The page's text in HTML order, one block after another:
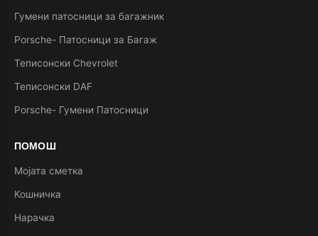
Гумени патосници за багажник
Porsche- Патосници за Багаж
Теписонски Chevrolet
Теписонски DAF
Porsche- Гумени Патосници
ПОМОШ
Мојата сметка
Кошничка
Нарачка